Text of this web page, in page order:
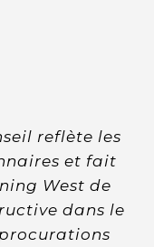
reflète les
et fait
West de
dans le